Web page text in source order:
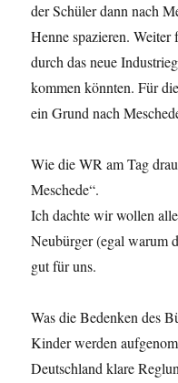
der Schüler dann nach
Henne spazieren. Weiter
durch das neue
kommen könnten. Für
ein Grund nach
Wie die WR am Tag
Meschede“.
Ich dachte wir wollen
Neubürger (egal warum
gut für uns.
Was die Bedenken des
Kinder werden
Deutschland klare